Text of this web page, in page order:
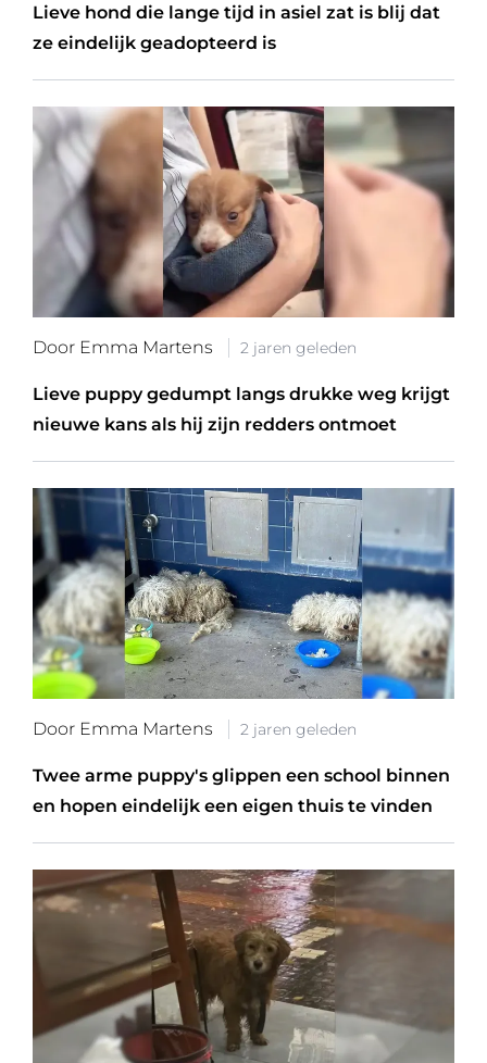
Lieve hond die lange tijd in asiel zat is blij dat
ze eindelijk geadopteerd is
Door Emma Martens 2 jaren geleden
Lieve puppy gedumpt langs drukke weg krijgt
nieuwe kans als hij zijn redders ontmoet
Door Emma Martens 2 jaren geleden
Twee arme puppy's glippen een school binnen
en hopen eindelijk een eigen thuis te vinden